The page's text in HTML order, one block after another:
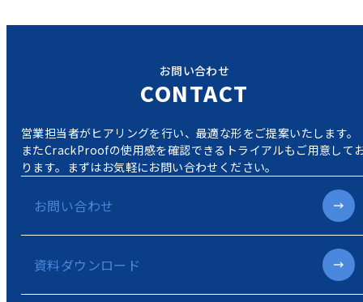
お問い合わせ
CONTACT
営業担当者がヒアリングを行い、最適な形をご提案いたします。
またCrackProofの使用感を確認できるトライアルもご用意して
ります。 まずはお気軽にお問い合わせください。
お問い合わせ
資料ダウンロード